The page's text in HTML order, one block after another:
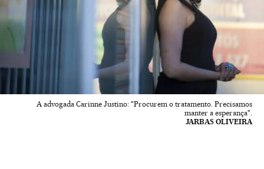
A advogada Carinne Justino: "Procurem o tratamento. Precisamos
manter a esperança".
JARBAS OLIVEIRA